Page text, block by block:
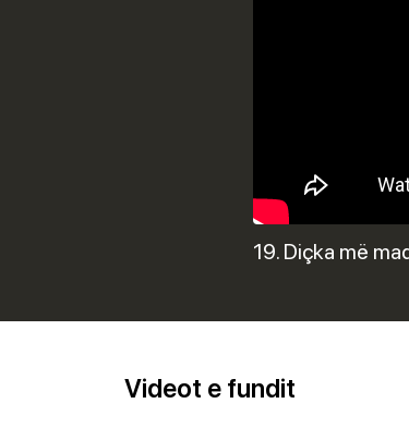
19. Diçka më
Videot e fundit